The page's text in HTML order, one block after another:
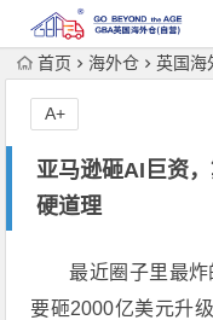
首页 海外仓 英国海
亚马逊砸AI巨资
硬道理
A+
最近圈子里最
要砸2000亿美元升